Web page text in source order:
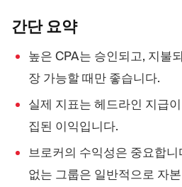
간단요약
높은 CPA는 승인되고, 지불
장 가능할 때만 좋습니다.
실제 지표는 헤드라인 지급
집된 이익입니다.
브로커의 수익성은 중요합
없는 그룹은 일반적으로 자